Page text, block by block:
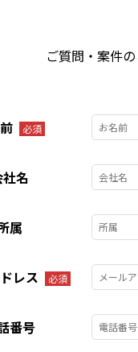
ご質問・案件
必須
社名
属
レス 必須
番号